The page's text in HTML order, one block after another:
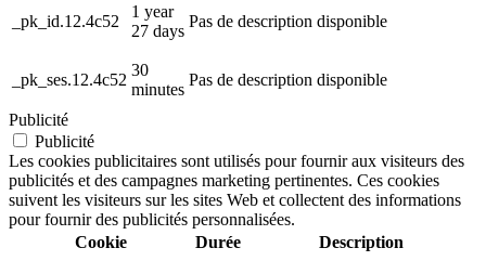
_pk_id.12.4c52
1 year
27 days
Pas de description disponible
_pk_ses.12.4c52
30
minutes
Pas de description disponible
Publicité
Publicité
Les cookies publicitaires sont utilisés pour fournir aux visiteurs des
publicités et des campagnes marketing pertinentes. Ces cookies
suivent les visiteurs sur les sites Web et collectent des informations
pour fournir des publicités personnalisées.
Cookie
Durée Description